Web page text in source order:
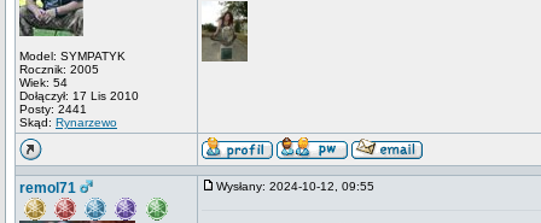
Model: SYMPATYK
Rocznik: 2005
Wiek: 54
Dołączył: 17 Lis 2010
Posty: 2441
Skąd: Rynarzewo
remol71 Wysłany: 2024-10-12, 09:55